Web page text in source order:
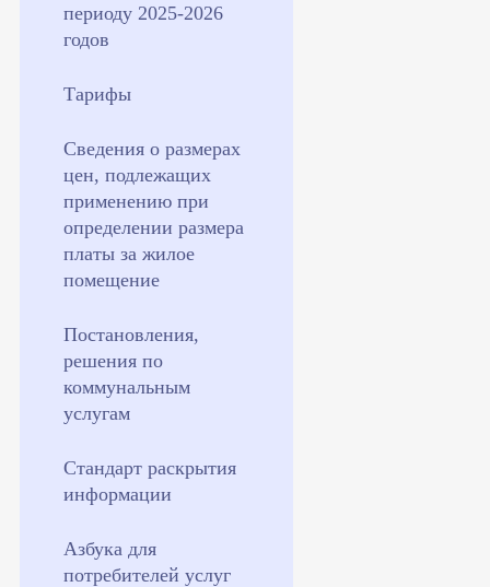
периоду 2025-2026
годов
Тарифы
Сведения о размерах
цен, подлежащих
применению при
определении размера
платы за жилое
помещение
Постановления,
решения по
коммунальным
услугам
Стандарт раскрытия
информации
Азбука для
потребителей услуг